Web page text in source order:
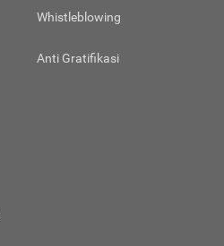
Whistleblowing
Anti Gratifikasi